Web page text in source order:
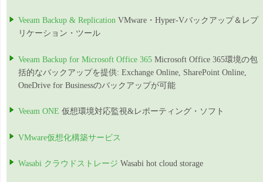
Veeam Backup & Replication VMware・Hyper-Vバックアップ＆レプ
リケーション・ツール
Veeam Backup for Microsoft Office 365 Microsoft Office 365環境の包
括的なバックアップを提供: Exchange Online, SharePoint Online,
OneDrive for Businessのバックアップが可能
Veeam ONE 仮想環境対応監視&レポーティング・ソフト
VMware仮想化構築サービス
Wasabi クラウドストレージ Wasabi hot cloud storage